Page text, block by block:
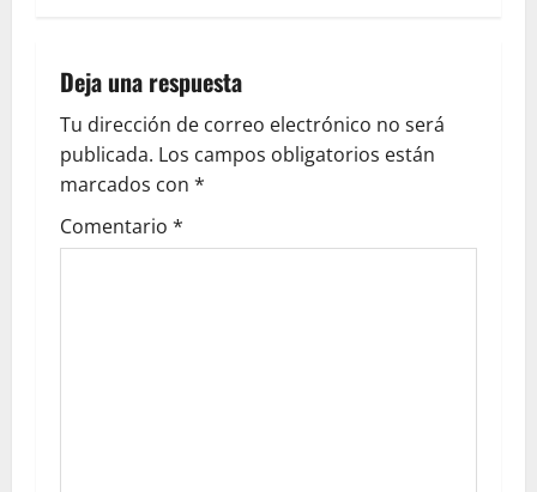
Deja una respuesta
Tu dirección de correo electrónico no será
publicada. Los campos obligatorios están
marcados con *
Comentario *